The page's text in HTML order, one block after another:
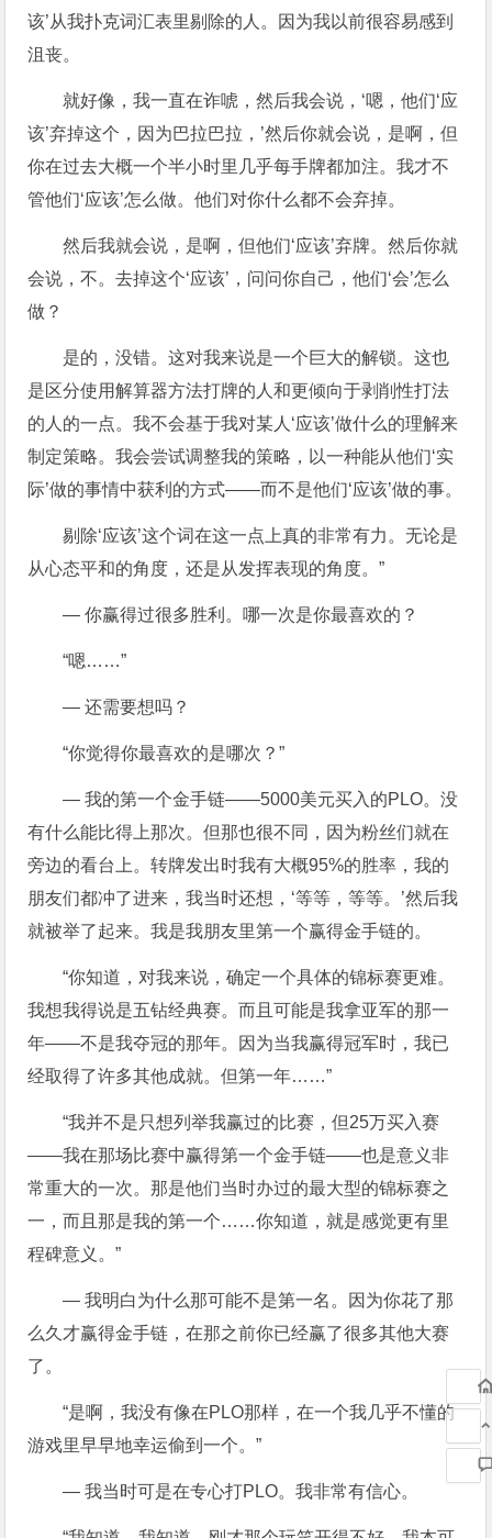
该’从我扑克词汇表里剔除的人。因为我以前很容易感到
沮丧。
就好像，我一直在诈唬，然后我会说，‘嗯，他们‘应
该’弃掉这个，因为巴拉巴拉，’然后你就会说，是啊，但
你在过去大概一个半小时里几乎每手牌都加注。我才不
管他们‘应该’怎么做。他们对你什么都不会弃掉。
然后我就会说，是啊，但他们‘应该’弃牌。然后你就
会说，不。去掉这个‘应该’，问问你自己，他们‘会’怎么
做？
是的，没错。这对我来说是一个巨大的解锁。这也
是区分使用解算器方法打牌的人和更倾向于剥削性打法
的人的一点。我不会基于我对某人‘应该’做什么的理解来
制定策略。我会尝试调整我的策略，以一种能从他们‘实
际’做的事情中获利的方式——而不是他们‘应该’做的事。
剔除‘应该’这个词在这一点上真的非常有力。无论是
从心态平和的角度，还是从发挥表现的角度。”
— 你赢得过很多胜利。哪一次是你最喜欢的？
“嗯……”
— 还需要想吗？
“你觉得你最喜欢的是哪次？”
— 我的第一个金手链——5000美元买入的PLO。没
有什么能比得上那次。但那也很不同，因为粉丝们就在
旁边的看台上。转牌发出时我有大概95%的胜率，我的
朋友们都冲了进来，我当时还想，‘等等，等等。’然后我
就被举了起来。我是我朋友里第一个赢得金手链的。
“你知道，对我来说，确定一个具体的锦标赛更难。
我想我得说是五钻经典赛。而且可能是我拿亚军的那一
年——不是我夺冠的那年。因为当我赢得冠军时，我已
经取得了许多其他成就。但第一年……”
“我并不是只想列举我赢过的比赛，但25万买入赛
——我在那场比赛中赢得第一个金手链——也是意义非
常重大的一次。那是他们当时办过的最大型的锦标赛之
一，而且那是我的第一个……你知道，就是感觉更有里
程碑意义。”
— 我明白为什么那可能不是第一名。因为你花了那
么久才赢得金手链，在那之前你已经赢了很多其他大赛
了。
“是啊，我没有像在PLO那样，在一个我几乎不懂的
游戏里早早地幸运偷到一个。”
— 我当时可是在专心打PLO。我非常有信心。